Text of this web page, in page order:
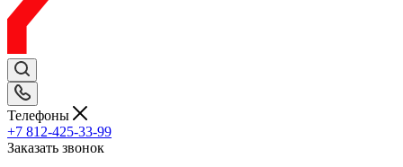
Телефоны
+7 812-425-33-99
Заказать звонок